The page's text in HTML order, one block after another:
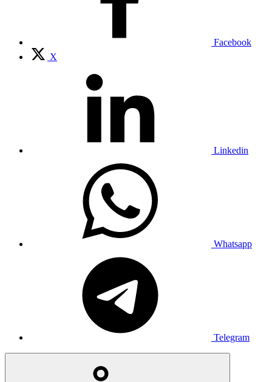
Facebook
X
Linkedin
Whatsapp
Telegram